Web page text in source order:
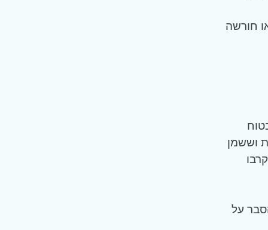
חורשה
וששמן
על